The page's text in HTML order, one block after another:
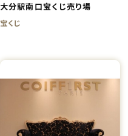
大分駅南口宝くじ売り場
宝くじ